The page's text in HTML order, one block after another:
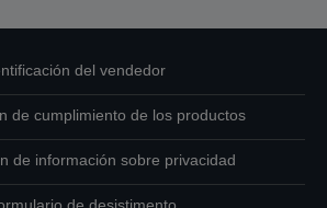
del vendedor
de cumplimiento de los productos
de información sobre privacidad